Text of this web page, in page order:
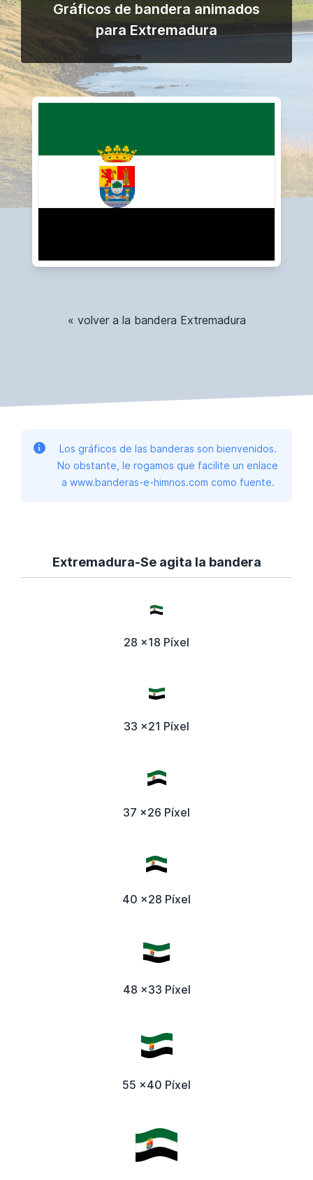
Gráficos de bandera animados
para Extremadura
« volver a la bandera Extremadura
Los gráficos de las banderas son bienvenidos.
No obstante, le rogamos que facilite un enlace
a www.banderas-e-himnos.com como fuente.
Extremadura-Se agita la bandera
28 x18 Píxel
33 x21 Píxel
37 x26 Píxel
40 x28 Píxel
48 x33 Píxel
55 x40 Píxel